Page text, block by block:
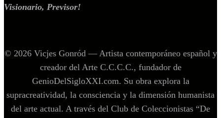
Visionario, Previsor!
© 2026 Vicjes Gonród — Artista contemporáneo español y
creador del Arte C.C.C.C., fundador de
GenioDelSigloXXI.com. Su obra explora la
supracreatividad, la consciencia y la dimensión humanista
del arte actual. A través del Club de Coleccionistas “De